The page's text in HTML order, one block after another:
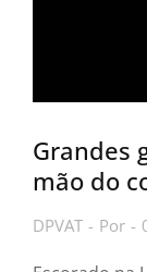
Grandes
mão do
DPVAT Por